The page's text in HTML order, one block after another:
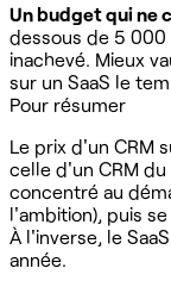
Un budget qui ne
dessous de 5
inachevé. Mieux
sur un SaaS le
Pour résumer
Le prix d'un CRM
celle d'un CRM
concentré au
l'ambition), puis
À l'inverse, le
année.